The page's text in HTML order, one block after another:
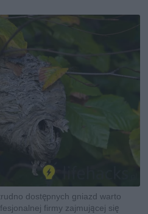
dostępnych gniazd warto
firmy zajmującej się